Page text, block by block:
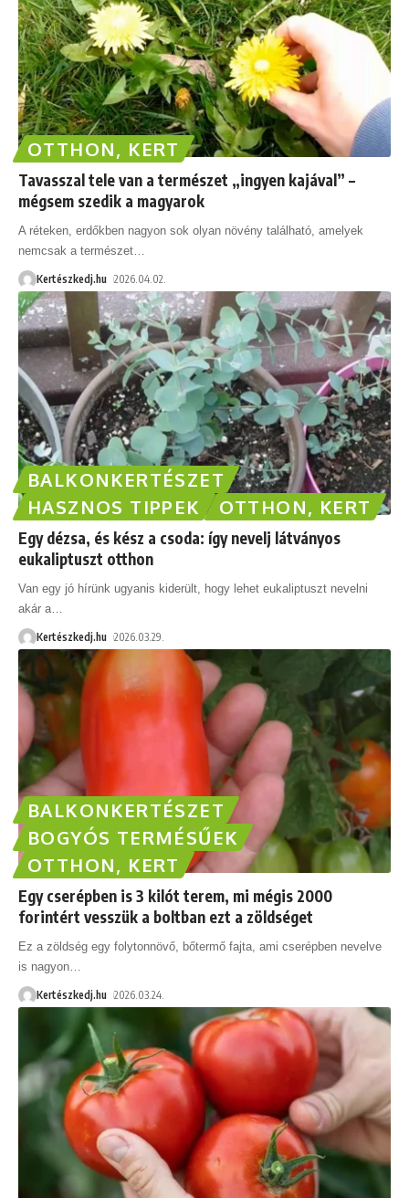
OTTHON, KERT
Tavasszal tele van a természet „ingyen kajával” –
mégsem szedik a magyarok
A réteken, erdőkben nagyon sok olyan növény található, amelyek
nemcsak a természet
Kertészkedj.hu 2026.04.02.
BALKONKERTÉSZET
HASZNOS TIPPEK
OTTHON, KERT
Egy dézsa, és kész a csoda: így nevelj látványos
eukaliptuszt otthon
Van egy jó hírünk ugyanis kiderült, hogy lehet eukaliptuszt nevelni
akár a
Kertészkedj.hu 2026.03.29.
BALKONKERTÉSZET
BOGYÓS TERMÉSŰEK
OTTHON, KERT
Egy cserépben is 3 kilót terem, mi mégis 2000
forintért vesszük a boltban ezt a zöldséget
Ez a zöldség egy folytonnövő, bőtermő fajta, ami cserépben nevelve
is nagyon
Kertészkedj.hu 2026.03.24.